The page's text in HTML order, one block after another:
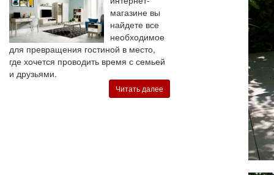
магазине вы
найдете все
необходимое
для превращения гостиной в место,
где хочется проводить время с семьей
и друзьями.
Читать далее